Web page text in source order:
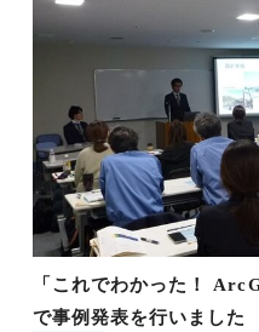
「これでわかった！
で事例発表を行いました